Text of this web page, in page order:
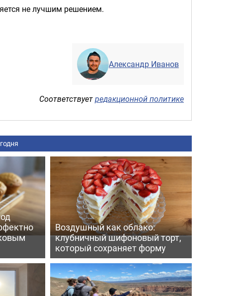
не лучшим решением.
Александр Иванов
Соответствуетредакционной политике
Воздушный как облако:
клубничный шифоновый торт,
который сохраняет форму